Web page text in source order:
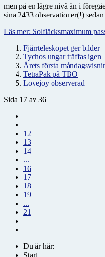
men på en lägre nivå än i
sina 2433 observationer(!)
Läs mer: Solfläcksmaximum
Fjärrteleskopet ger bilder
Tychos ungar träffas igen
Årets första
TetraPak på TBO
Lovejoy observerad
Sida 17 av 36
12
13
14
...
16
17
18
19
...
21
Du är här:
Start